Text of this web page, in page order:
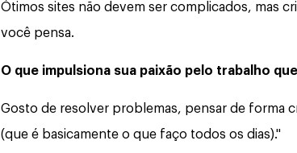
Ótimos sites não devem ser complicados, mas
você pensa.
O que impulsiona sua paixão pelo trabalho
Gosto de resolver problemas, pensar de forma
(que é basicamente o que faço todos os dias)."